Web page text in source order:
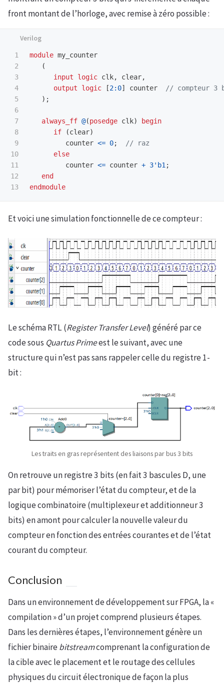
front montant de l’horloge, avec remise à zéro possible :
1
2
3
4
5
6
7
8
9
10
11
12
module my_counter
(
input
logic clk, clear,
output
logic [2: 0] counter
// compteur 3
);
always_ff @(posedge clk)
begin
if
(clear)
counter <= 0;
// raz
else
counter <= counter + 3'b1 ;
end
endmodule
Et voici une simulation fonctionnelle de ce compteur :
Le schéma RTL (Register Transfer Level) généré par ce
code sous Quartus Primeest le suivant, avec une
structure qui n’est pas sans rappeler celle du registre 1-
bit :
Les traits en gras représentent des liaisons par bus 3 bits
On retrouve un registre 3 bits (en fait 3 bascules D, une
par bit) pour mémoriser l’état du compteur, et de la
logique combinatoire (multiplexeur et additionneur 3
bits) en amont pour calculer la nouvelle valeur du
compteur en fonction des entrées courantes et de l’état
courant du compteur.
Conclusion
Dans un environnement de développement sur FPGA, la «
compilation » d’un projet comprend plusieurs étapes.
Dans les dernières étapes, l’environnement génère un
fichier binairebitstreamcomprenant la configuration de
la cible avec le placement et le routage des cellules
physiques du circuit électronique de façon la plus